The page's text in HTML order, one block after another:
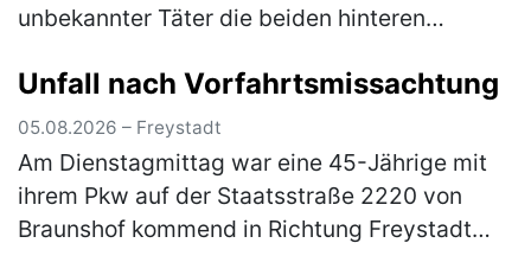
unbekannter Täter die beiden hinteren
samt E-Satz von einem Citroen, der auf einem
Parkplatz n…(mehr)
Unfall nach Vorfahrtsmissachtung
05.08.2026 – Freystadt
Am Dienstagmittag war eine 45-Jährige mit
ihrem Pkw auf der Staatsstraße 2220 von
Braunshof kommend in Richtung Freystadt